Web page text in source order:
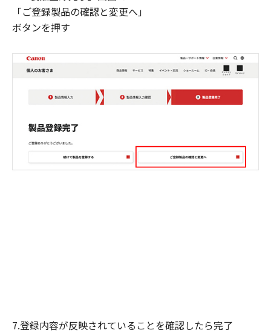
「ご登録製品の確認と変更へ」
ボタンを押す
7.登録内容が反映されていることを確認したら完了